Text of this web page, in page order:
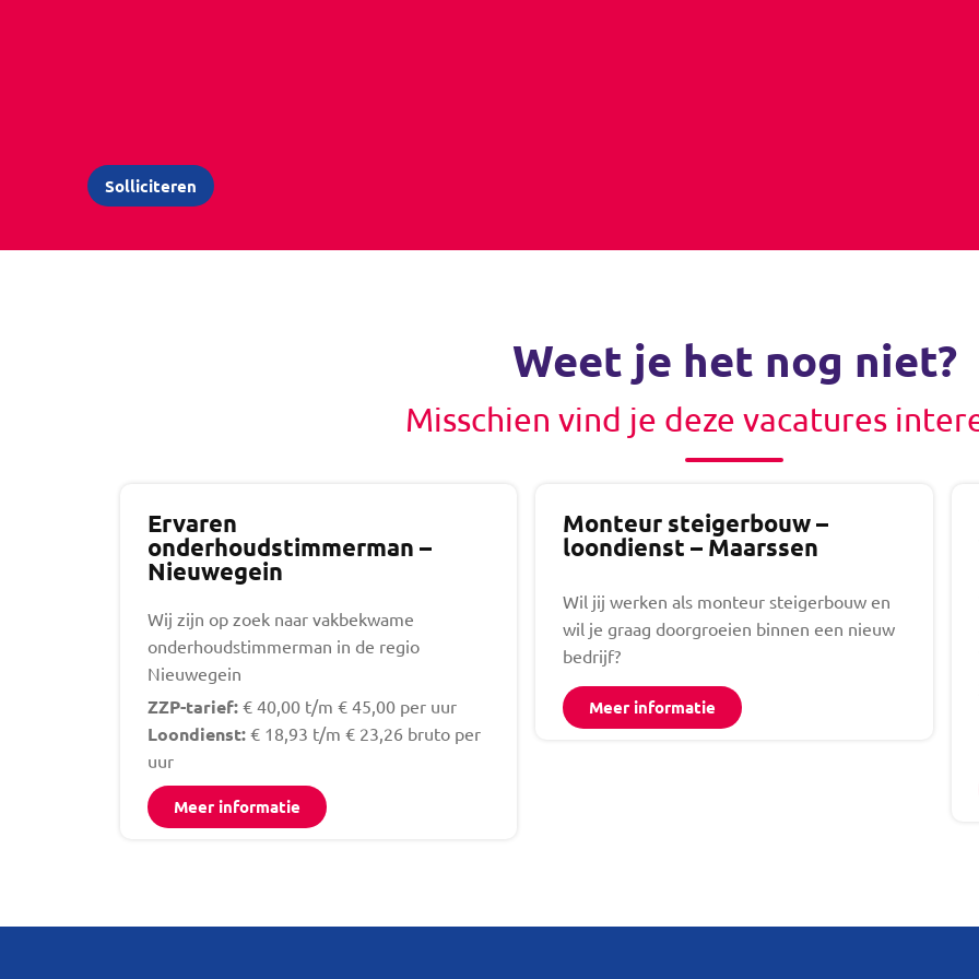
Weet je het nog niet?
Misschien vind je deze vacatures
Ervaren
onderhoudstimmerman –
Nieuwegein
Wij zijn op zoek naar vakbekwame
onderhoudstimmerman in de regio
Nieuwegein
ZZP-tarief: € 40,00 t/m € 45,00 per uur
Loondienst: € 18,93 t/m € 23,26 bruto per
uur
Meer informatie
Monteur steigerbouw –
loondienst – Maarssen
Wil jij werken als monteur steigerbouw en
wil je graag doorgroeien binnen een nieuw
bedrijf?
Meer informatie